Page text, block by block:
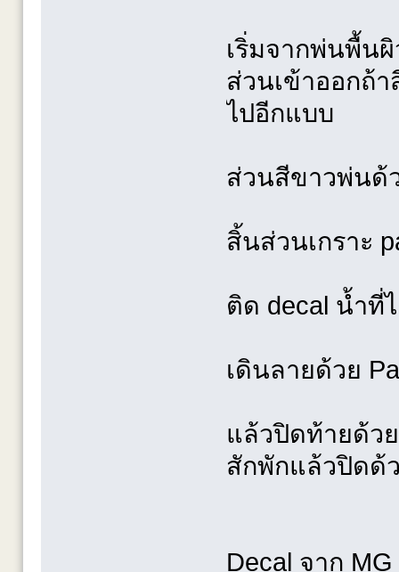
เริ่มจากพ่นพื้น
ส่วนเข้าออกถ้
ไปอีกแบบ
ส่วนสีขาวพ่นด้
สิ้นส่วนเกราะ
ติด decal น้ำที่
เดินลายด้วย
แล้วปิดท้ายด้ว
สักพักแล้วปิดด้
Decal จาก